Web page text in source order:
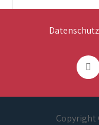
Datenschutz
Copyright